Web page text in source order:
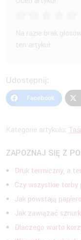
Na razie brak
ten artykuł.
Udostępnij:
Facebook
Kategorie artykułu:
ZAPOZNAJ SIĘ Z
Druk termiczny, a
Czy wszystkie torby
Jak powstają
Jak zawiązać
Dlaczego warto